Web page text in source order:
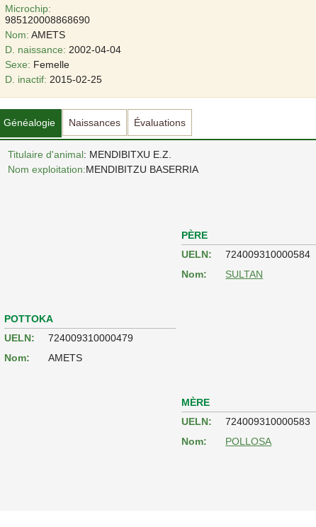
Microchip:
985120008868690
Nom: AMETS
D. naissance: 2002-04-04
Sexe: Femelle
D. inactif: 2015-02-25
Généalogie Naissances Évaluations
Titulaire d'animal: MENDIBITXU E.Z.
Nom exploitation:MENDIBITZU BASERRIA
POTTOKA
UELN:
724009310000479
Nom:
AMETS
PÈRE
UELN:
724009310000584
Nom:
SULTAN
MÈRE
UELN:
724009310000583
Nom:
POLLOSA